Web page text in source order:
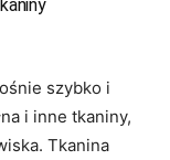
szybko i
i inne tkaniny,
Tkanina